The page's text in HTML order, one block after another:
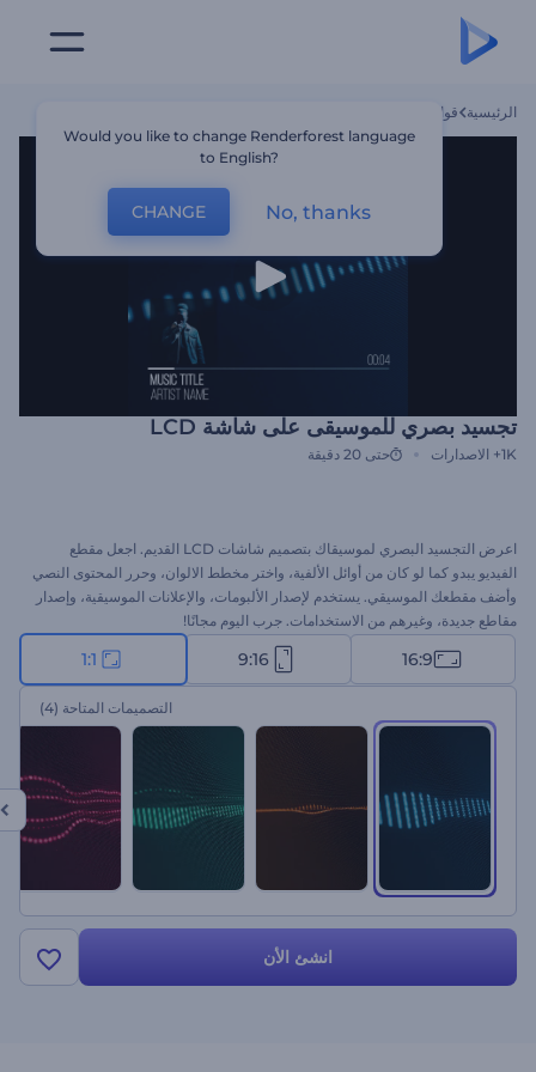
الرئيسية قوالب
تجسيد بصري للموسيقى على شاشة LCD
1K+ الاصدارات حتى 20 دقيقة
اعرض التجسيد البصري لموسيقاك بتصميم شاشات LCD القديم. اجعل مقطع
الفيديو يبدو كما لو كان من أوائل الألفية، واختر مخطط الالوان، وحرر المحتوى النصي
وأضف مقطعك الموسيقي. يستخدم لإصدار الألبومات، والإعلانات الموسيقية، وإصدار
مقاطع جديدة، وغيرهم من الاستخدامات. جرب اليوم مجانًا!
16:9
9:16
1:1
التصميمات المتاحة (4)
انشئ الأن
Would you like to change Renderforest language
to English?
CHANGE No, thanks